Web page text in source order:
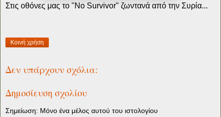
Στις οθόνες μας το "No Survivor" ζωντανά από την Συρία...
Κοινή χρήση
Δεν υπάρχουν σχόλια:
Δημοσίευση σχολίου
Σημείωση: Μόνο ένα μέλος αυτού του ιστολογίου